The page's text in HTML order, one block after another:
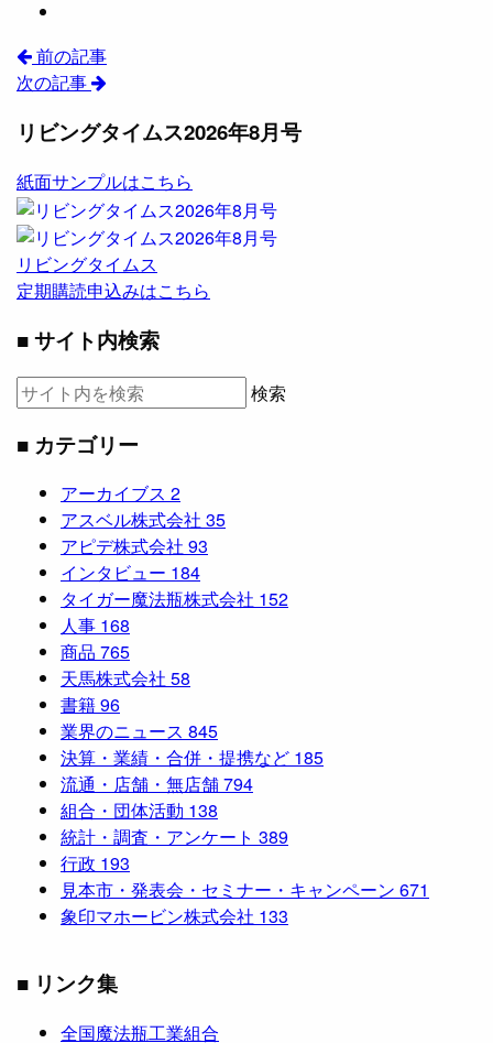
前の記事
次の記事
リビングタイムス2026年8月号
紙面サンプルはこちら
リビングタイムス
定期購読申込みはこちら
■ サイト内検索
検索
■ カテゴリー
アーカイブス 2
アスベル株式会社 35
アピデ株式会社 93
インタビュー 184
タイガー魔法瓶株式会社 152
人事 168
商品 765
天馬株式会社 58
書籍96
業界のニュース 845
決算・業績・合併・提携など 185
流通・店舗・無店舗794
組合・団体活動 138
統計・調査・アンケート 389
行政 193
見本市・発表会・セミナー・キャンペーン 671
象印マホービン株式会社 133
■ リンク集
全国魔法瓶工業組合